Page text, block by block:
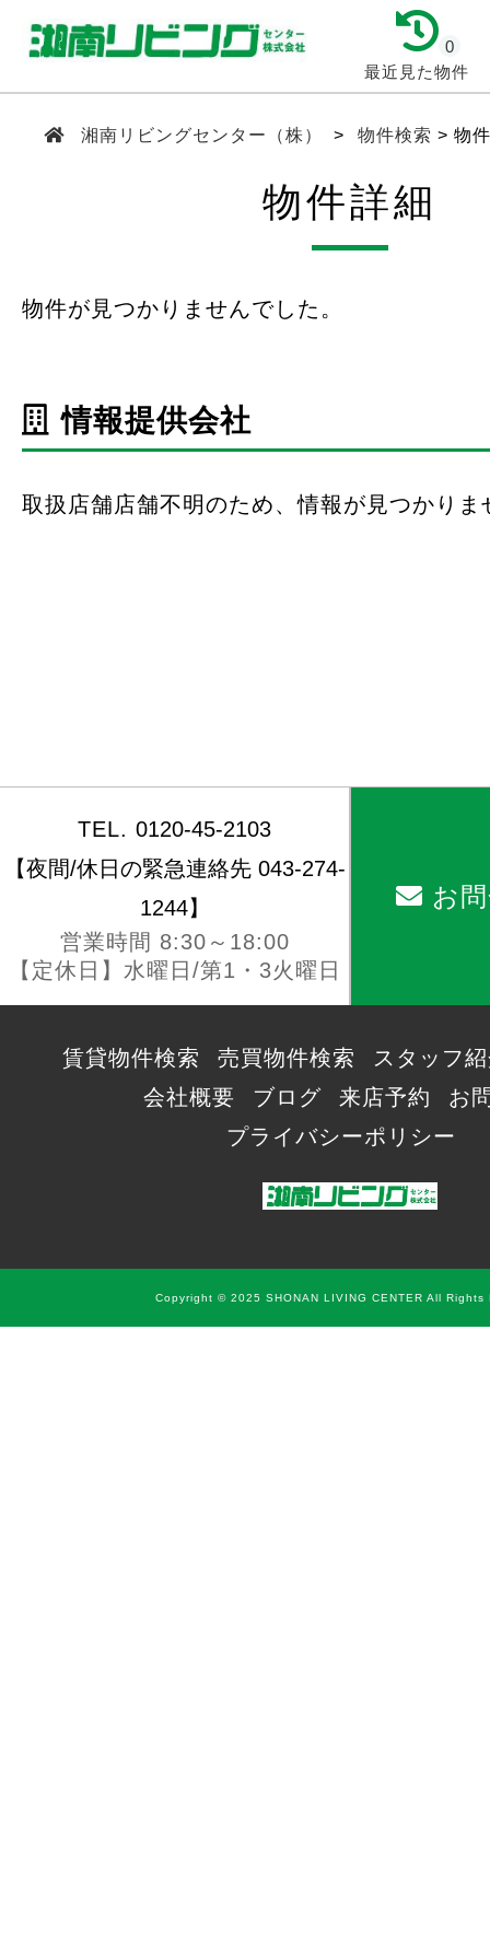
最近見た物件
0
湘南リビングセンター（株） 物件検索 物
物件詳細
物件が見つかりませんでした。
情報提供会社
取扱店舗店舗不明のため、情報が見つかりま
TEL. 0120-45-2103
【夜間/休日の緊急連絡先 043-274-
1244】
営業時間 8:30～18:00
【定休日】水曜日/第1・3火曜日
お
賃貸物件検索 売買物件検索
スタッフ
会社概要
ブログ 来店予約
お
プライバシーポリシー
Copyright © 2025 SHONAN LIVING CENTER All Rights